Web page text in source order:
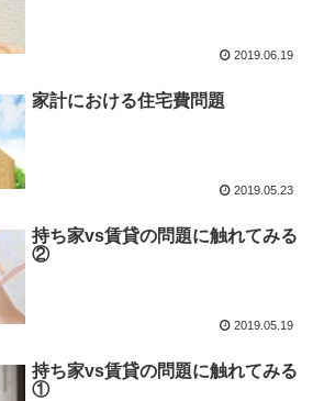
2019.06.19
家計における住宅費問題
2019.05.23
持ち家vs賃貸の問題に触れてみる
②
2019.05.19
持ち家vs賃貸の問題に触れてみる
①